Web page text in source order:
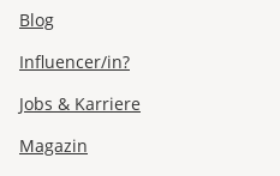
Blog
Influencer/in?
Jobs & Karriere
Magazin